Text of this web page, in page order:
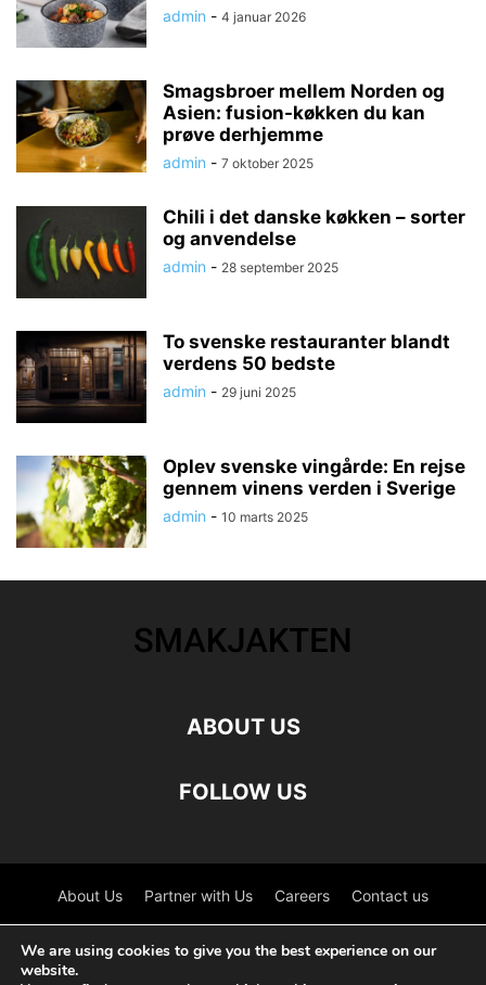
admin - 4 januar 2026
Smagsbroer mellem Norden og
Asien: fusion-køkken du kan
prøve derhjemme
admin - 7 oktober 2025
Chili i det danske køkken – sorter
og anvendelse
admin - 28 september 2025
To svenske restauranter blandt
verdens 50 bedste
admin - 29 juni 2025
Oplev svenske vingårde: En rejse
gennem vinens verden i Sverige
admin - 10 marts 2025
ABOUT US
FOLLOW US
About Us Partner with Us Careers Contact us
©
We are using cookies to give you the best experience on our
website.